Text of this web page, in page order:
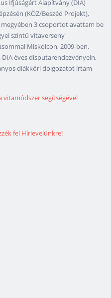
Ifjúságért Alapítvány (DIA)
(KÖZ/Beszéd Projekt),
3 csoportot avattam be
szintű vitaverseny
Miskolcon, 2009-ben.
éves disputarendezvényein,
diákköri dolgozatot írtam
vitamódszer segítségével
fel Hírlevelünkre!